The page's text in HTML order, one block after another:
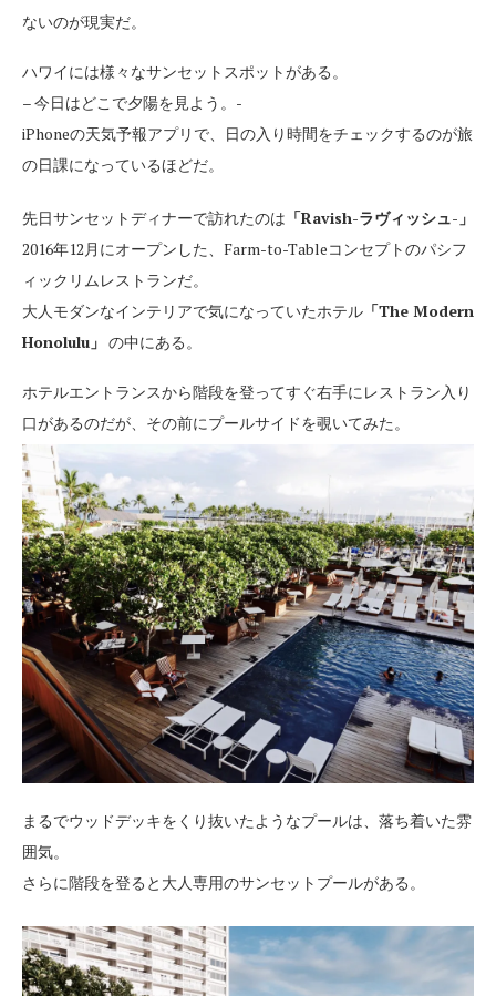
ないのが現実だ。
ハワイには様々なサンセットスポットがある。
– 今日はどこで夕陽を見よう。-
iPhoneの天気予報アプリで、日の入り時間をチェックするのが旅
の日課になっているほどだ。
先日サンセットディナーで訪れたのは 「Ravish-ラヴィッシュ-」
2016年12月にオープンした、Farm-to-Tableコンセプトのパシフ
ィックリムレストランだ。
大人モダンなインテリアで気になっていたホテル 「The Modern
Honolulu」 の中にある。
ホテルエントランスから階段を登ってすぐ右手にレストラン入り
口があるのだが、その前にプールサイドを覗いてみた。
まるでウッドデッキをくり抜いたようなプールは、落ち着いた雰
囲気。
さらに階段を登ると大人専用のサンセットプールがある。